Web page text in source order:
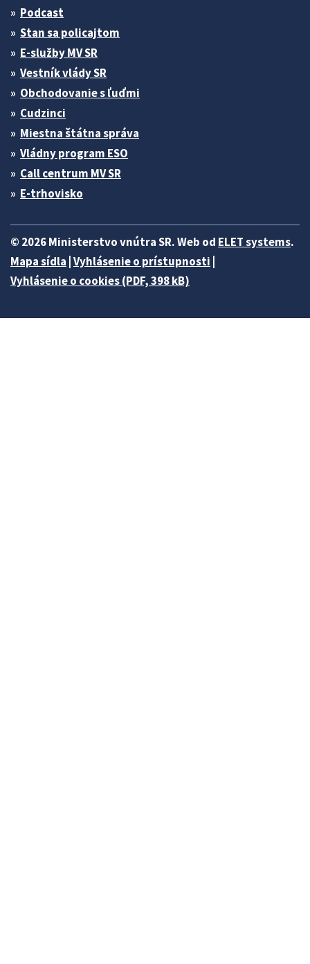
Podcast
Stan sa policajtom
E-služby MV SR
Vestník vlády SR
Obchodovanie s ľuďmi
Cudzinci
Miestna štátna správa
Vládny program ESO
Call centrum MV SR
E-trhovisko
© 2026 Ministerstvo vnútra SR. Web od ELET systems.
Mapa sídla Vyhlásenie o prístupnosti
Vyhlásenie o cookies (PDF, 398 kB)